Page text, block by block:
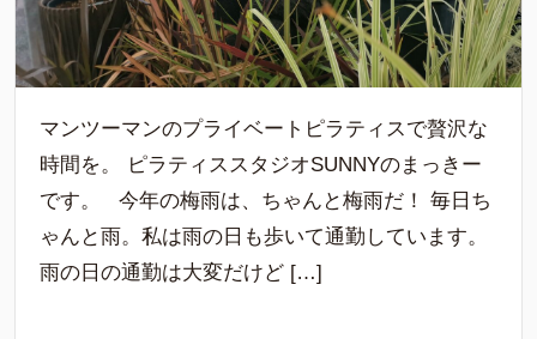
マンツーマンのプライベートピラティスで贅沢な
時間を。 ピラティススタジオSUNNYのまっきー
です。 今年の梅雨は、ちゃんと梅雨だ！ 毎日ち
ゃんと雨。私は雨の日も歩いて通勤しています。
雨の日の通勤は大変だけど […]